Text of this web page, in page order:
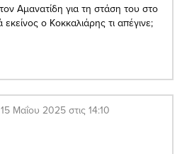
Αμανατίδη για τη στάση του στο
ο Κοκκαλιάρης τι απέγινε;
15 Μαΐου 2025 στις 14:10